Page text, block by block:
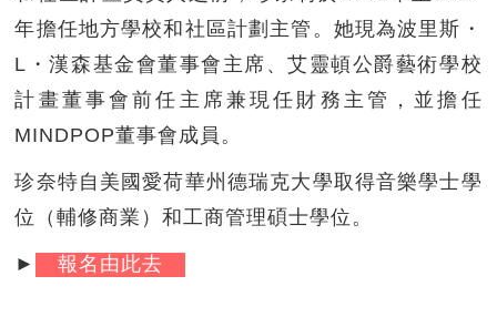
年擔任地方學校和社區計劃主管。她現為波里斯・
L・漢森基金會董事會主席、艾靈頓公爵藝術學校
計畫董事會前任主席兼現任財務主管，並擔任
MINDPOP董事會成員。
珍奈特自美國愛荷華州德瑞克大學取得音樂學士學
位（輔修商業）和工商管理碩士學位。
► 報名由此去